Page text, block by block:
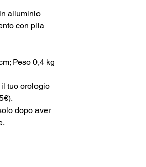
alluminio
con pila
Peso 0,4 kg
tuo orologio
dopo aver